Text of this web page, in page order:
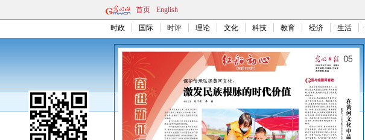
首页 English
时政 国际 时评 理论 文化 科技 教育 经济 生活